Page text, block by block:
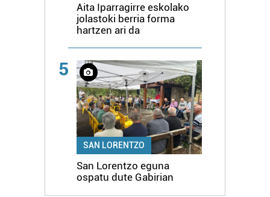
Aita Iparragirre eskolako
jolastoki berria forma
hartzen ari da
5
SAN LORENTZO
San Lorentzo eguna
ospatu dute Gabirian